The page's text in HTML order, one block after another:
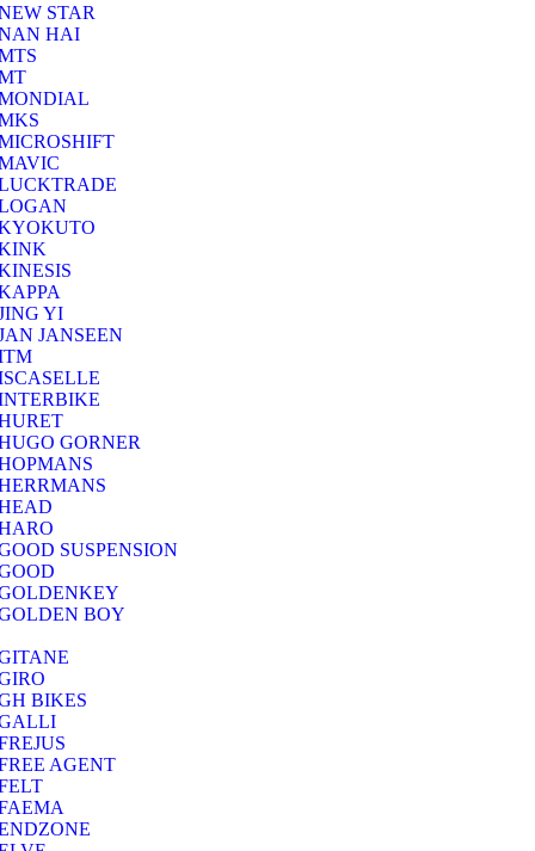
STAR
HAI
YI
JANSEEN
GORNER
SUSPENSION
BOY
BIKES
AGENT